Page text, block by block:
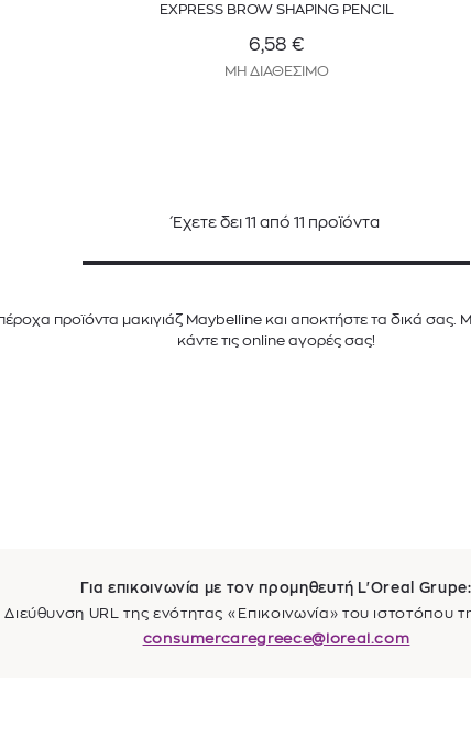
EXPRESS BROW SHAPING PENCIL
6,58 €
ΜΗ ΔΙΑΘΕΣΙΜΟ
Έχετε δει 11 από 11 προϊόντα
προϊόντα μακιγιάζ Maybelline και αποκτήστε τα δικά σας.
κάντε τις online αγορές σας!
Για επικοινωνία με τον προμηθευτή L'Oreal Grupe:
Διεύθυνση URL της ενότητας «Επικοινωνία» του ιστοτόπου
consumercaregreece@loreal.com